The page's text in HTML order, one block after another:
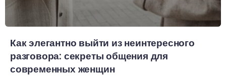
Как элегантно выйти из неинтересного
разговора: секреты общения для
современных женщин